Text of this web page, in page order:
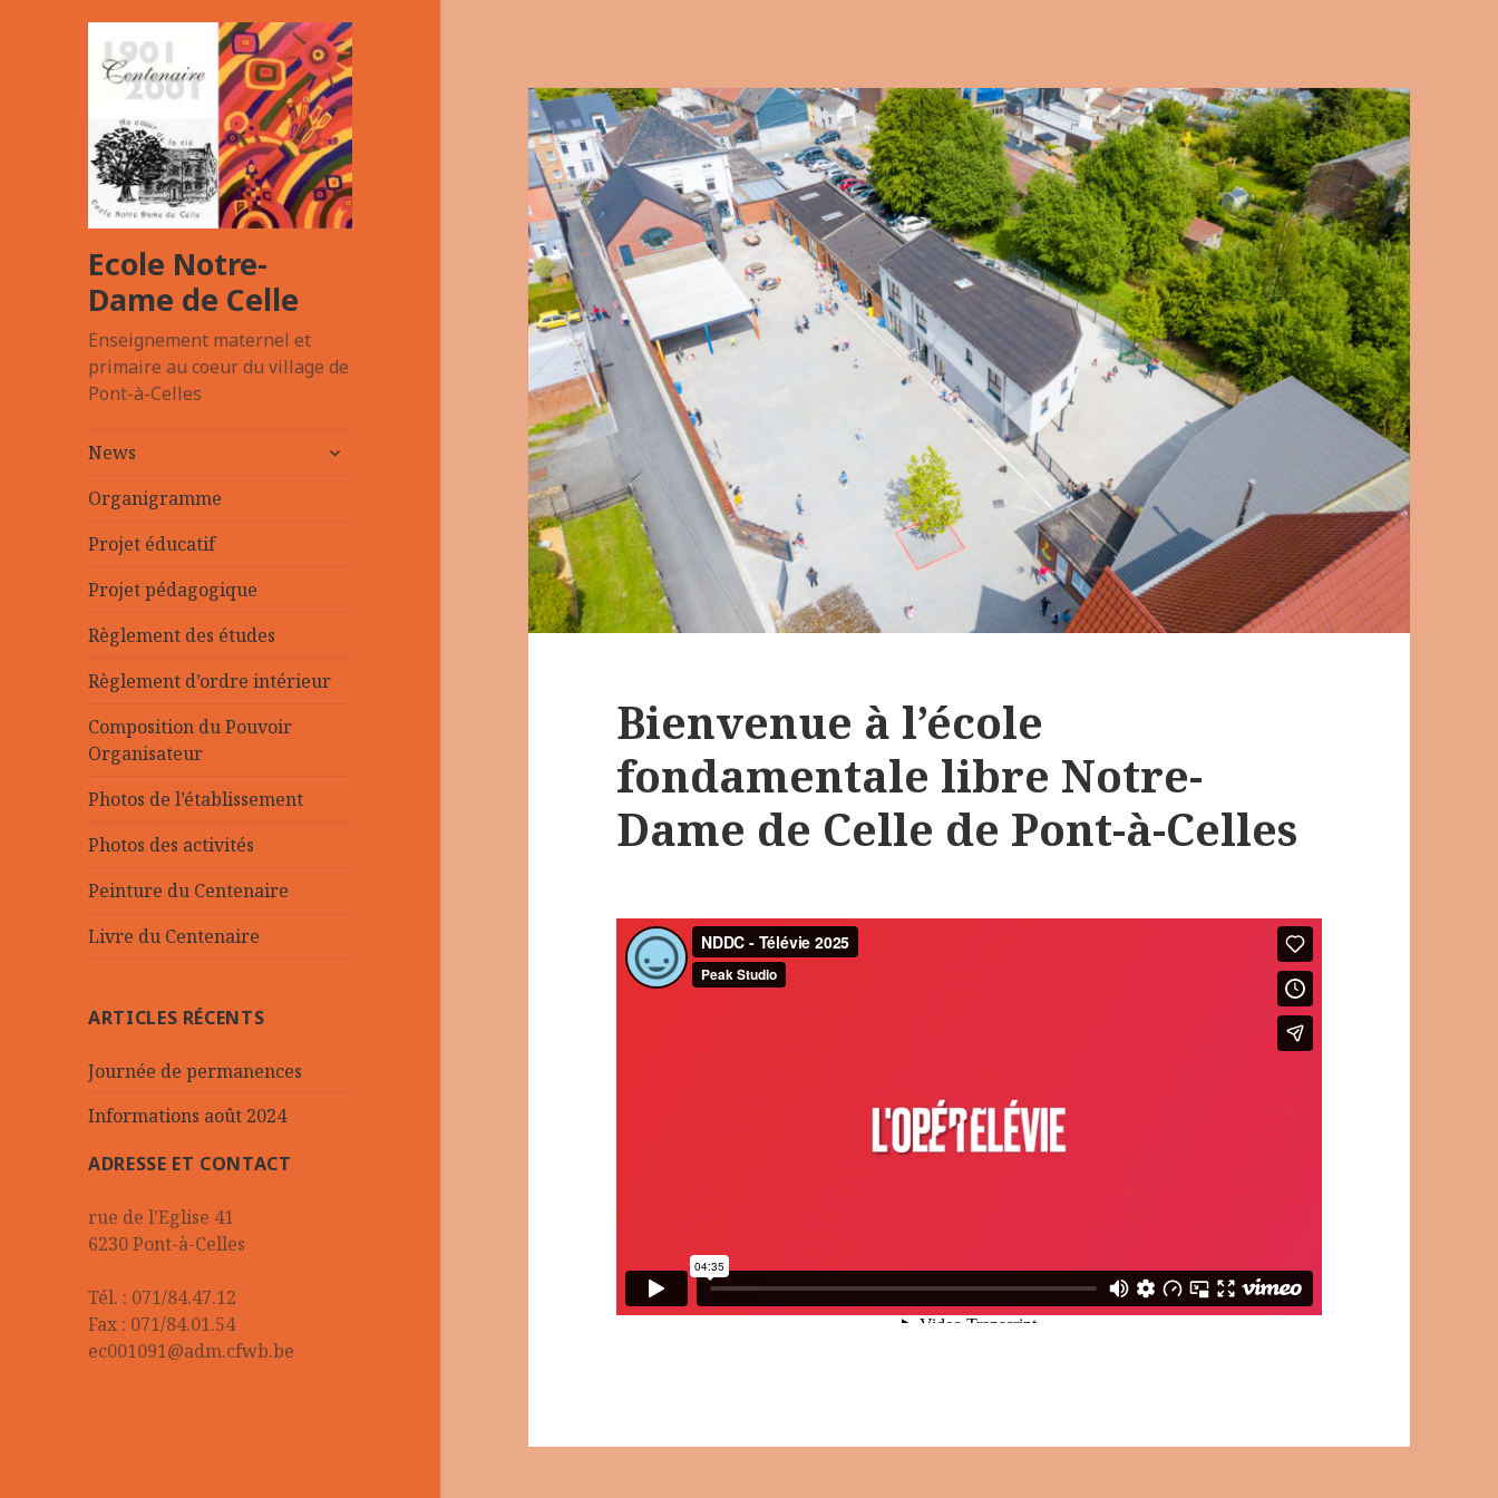
Ecole Notre-
Dame de Celle
Enseignement maternel et
primaire au coeur du village de
Pont-à-Celles
News
ouvrir
Organigramme
Projet éducatif
Projet pédagogique
Règlement des études
Règlement d’ordre intérieur
Composition du Pouvoir
Organisateur
Photos de l’établissement
Photos des activités
Peinture du Centenaire
Livre du Centenaire
ARTICLES RÉCENTS
Journée de permanences
Informations août 2024
ADRESSE ET CONTACT
rue de l'Eglise 41
6230 Pont-à-Celles
Tél. : 071/84.47.12
Fax : 071/84.01.54
ec001091@adm.cfwb.be
Bienvenue à l’école
fondamentale libre Notre-
Dame de Celle de Pont-à-Celles